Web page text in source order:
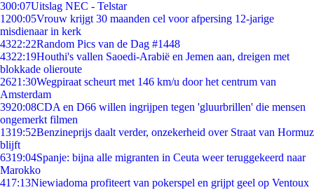
300:07Uitslag NEC - Telstar
1200:05Vrouw krijgt 30 maanden cel voor afpersing 12-jarige
misdienaar in kerk
4322:22Random Pics van de Dag #1448
4322:19Houthi's vallen Saoedi-Arabië en Jemen aan, dreigen met
blokkade olieroute
2621:30Wegpiraat scheurt met 146 km/u door het centrum van
Amsterdam
3920:08CDA en D66 willen ingrijpen tegen 'gluurbrillen' die mensen
ongemerkt filmen
1319:52Benzineprijs daalt verder, onzekerheid over Straat van Hormuz
blijft
6319:04Spanje: bijna alle migranten in Ceuta weer teruggekeerd naar
Marokko
417:13Niewiadoma profiteert van pokerspel en grijpt geel op Ventoux